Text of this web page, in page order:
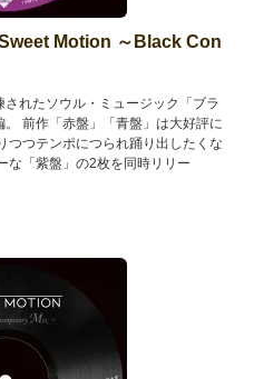
Motion ～Black Con
れたソウル・ミュージック「ブラ
前作「赤盤」「青盤」は大好評に
つつテンポにつられ踊り出したくな
な「紫盤」の2枚を同時リリー